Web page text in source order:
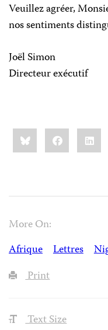
Veuillez agréer,
nos sentiments
Joël Simon
Directeur exécutif
Share
this:BlueskyFacebook
More On:
Afrique
Lettres
Print
Text Size